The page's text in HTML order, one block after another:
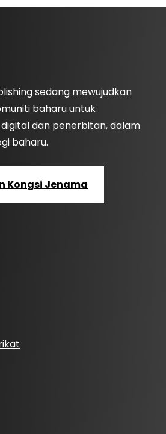
sedang mewujudkan
baharu untuk
dan penerbitan, dalam
baharu.
Kongsi Jenama